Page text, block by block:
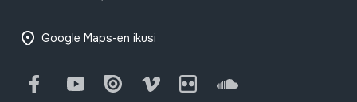
Google Maps-en ikusi
FacebookYoutube Issuu Vimeo Flickr SoundCloud